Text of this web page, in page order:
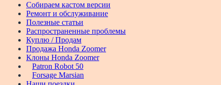
Собираем кастом версии
Ремонт и обслуживание
Полезные статьи
Распространенные проблемы
Куплю / Продам
Продажа Honda Zoomer
Клоны Honda Zoomer
Patron Robot 50
Forsage Marsian